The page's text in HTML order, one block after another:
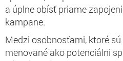
a úplne obísť priame
kampane.
Medzi osobnosťami, ktoré
menované ako potenciálni